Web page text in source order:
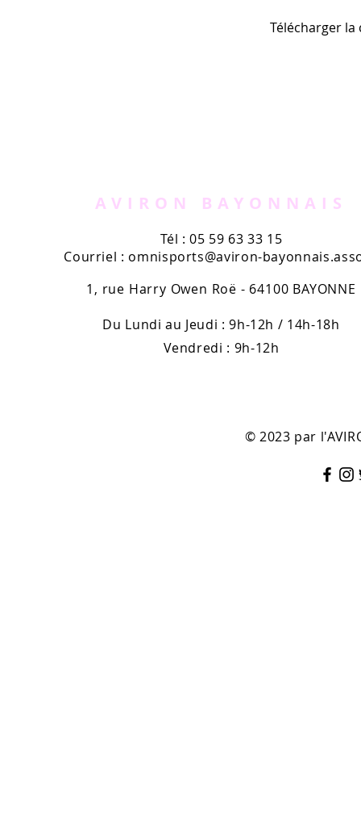
Télécharger
AVIRON BAYONNAIS
Tél : 05 59 63 33 15
Courriel : omnisports@aviron-
1, rue Harry Owen Roë - 64100 BAYONNE
Du Lundi au Jeudi : 9h-12h / 14h-18h
Vendredi : 9h-12h
© 2023 par